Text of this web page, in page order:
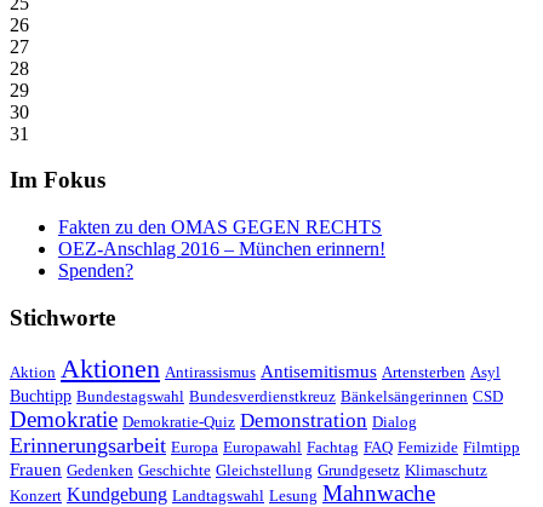
26
27
28
29
30
31
Im Fokus
Fakten zu den OMAS GEGEN RECHTS
OEZ-Anschlag 2016 – München erinnern!
Spenden?
Stichworte
Aktion Aktionen Antirassismus Antisemitismus Artensterben Asyl
Buchtipp Bundestagswahl Bundesverdienstkreuz Bänkelsängerinnen CSD
Demokratie Demokratie-Quiz Demonstration Dialog
Erinnerungsarbeit Europa Europawahl Fachtag FAQ Femizide Filmtipp
Frauen Gedenken Geschichte Gleichstellung Grundgesetz Klimaschutz
Konzert Kundgebung Landtagswahl Lesung Mahnwache